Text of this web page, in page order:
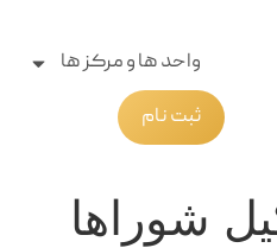
واحد ها و مرکز ها
ثبت نام
شوراها